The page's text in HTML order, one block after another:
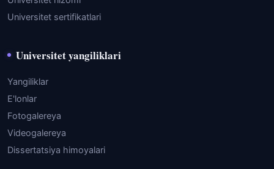
Universitet sertifikatlari
Universitet yangiliklari
Yangiliklar
E'lonlar
Fotogalereya
Videogalereya
Dissertatsiya himoyalari